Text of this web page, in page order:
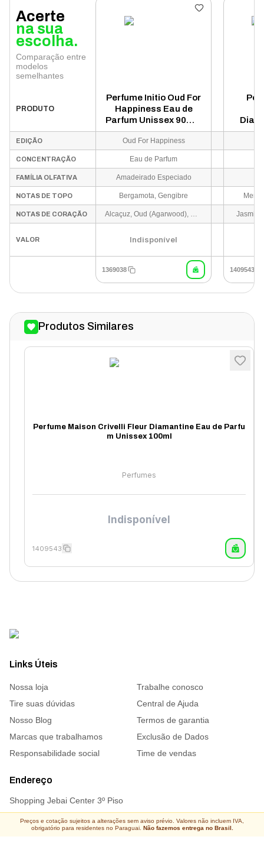
Acerte
na sua
escolha.
Comparação entre
modelos
semelhantes
PRODUTO
Perfume Initio Oud For
Happiness Eau de
Parfum Unissex 90ml -
(Tester)
EDIÇÃO Oud For Happiness
CONCENTRAÇÃO Eau de Parfum
FAMÍLIA OLFATIVA Amadeirado Especiado
NOTAS DE TOPO Bergamota, Gengibre
NOTAS DE CORAÇÃO Alcaçuz, Oud (Agarwood), Cedro Jasmim
VALOR Indisponível
1369038 1409543
Produtos Similares
Perfume Maison Crivelli Fleur Diamantine Eau de Parfu
m Unissex 100ml
Perfumes
Indisponível
1409543
Links Úteis
Nossa loja
Trabalhe conosco
Tire suas dúvidas
Central de Ajuda
Nosso Blog
Termos de garantia
Marcas que trabalhamos
Exclusão de Dados
Responsabilidade social
Time de vendas
Endereço
Shopping Jebai Center 3º Piso
Preços e cotação sujeitos a alterações sem aviso prévio. Valores não incluem IVA,
obrigatório para residentes no Paraguai. Não fazemos entrega no Brasil.